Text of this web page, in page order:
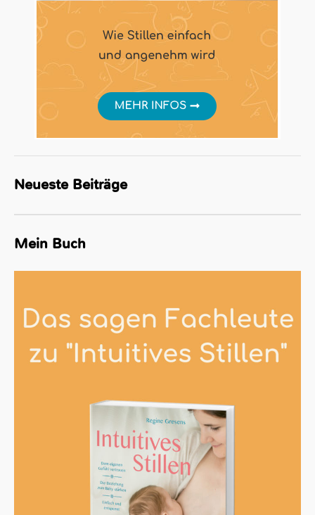
Neueste Beiträge
Mein Buch